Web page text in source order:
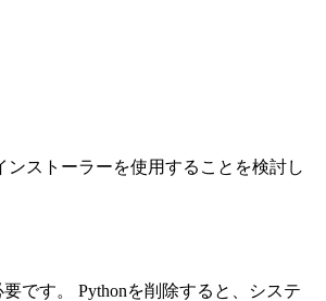
ストーラーを使用することを検討し
です。 Pythonを削除すると、システ